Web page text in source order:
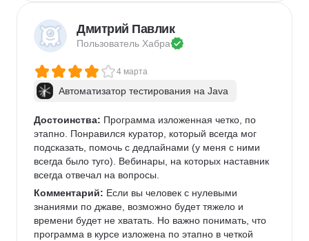
Дмитрий Павлик
Пользователь Хабра
4 марта
Автоматизатор тестирования на Java
Достоинства: Программа изложенная четко, по
этапно. Понравился куратор, который всегда мог
подсказать, помочь с дедлайнами (у меня с ними
всегда было туго). Вебинары, на которых наставник
всегда отвечал на вопросы.
Комментарий: Если вы человек с нулевыми
знаниями по джаве, возможно будет тяжело и
времени будет не хватать. Но важно понимать, что
программа в курсе изложена по этапно в четкой